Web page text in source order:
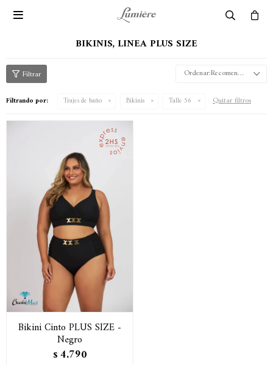

BIKINIS, LINEA PLUS SIZE
Recomendados
Filtrando por: Trajes de baño Bikinis Talle 56 Quitar filtros
Bikini Cinto PLUS SIZE -
Negro
$ 4.790